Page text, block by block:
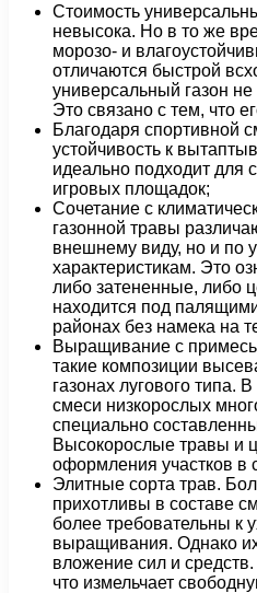
Стоимость
невысока. Но в то же
морозо- и
отличаются быстрой
универсальный газон
Это связано с тем, что
Благодаря спортивной
устойчивость к
идеально подходит для
игровых площадок;
Сочетание с
газонной травы
внешнему виду, но и по
характеристикам. Это
либо затененные, либо
находится под
районах без намека на
Выращивание с
такие композиции
газонах лугового типа.
смеси низкорослых
специально
Высокорослые травы и
оформления участков в
Элитные сорта трав.
прихотливы в составе
более требовательны к
выращивания. Однако
вложение сил и
что измельчает